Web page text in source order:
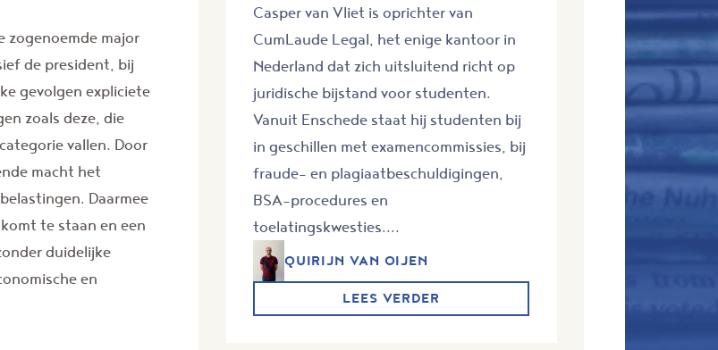
zogenoemde major
de president, bij
gevolgen expliciete
zoals deze, die
vallen. Door
macht het
Daarmee
te staan en een
duidelijke
en
Casper van Vliet is oprichter van
CumLaude Legal, het enige kantoor in
Nederland dat zich uitsluitend richt op
juridische bijstand voor studenten.
Vanuit Enschede staat hij studenten bij
in geschillen met examencommissies, bij
fraude- en plagiaatbeschuldigingen,
BSA-procedures en
toelatingskwesties....
QUIRIJN VAN OIJEN
LEES VERDER